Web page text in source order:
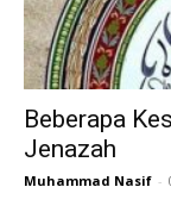
Beberapa
Jenazah
Muhammad Nasif -